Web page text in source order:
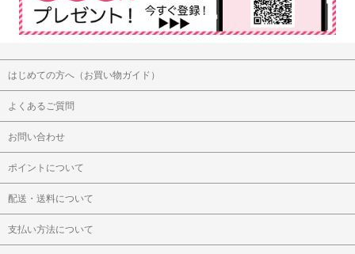
はじめての方へ（お買い物ガイド）
よくあるご質問
お問い合わせ
ポイントについて
配送・送料について
支払い方法について